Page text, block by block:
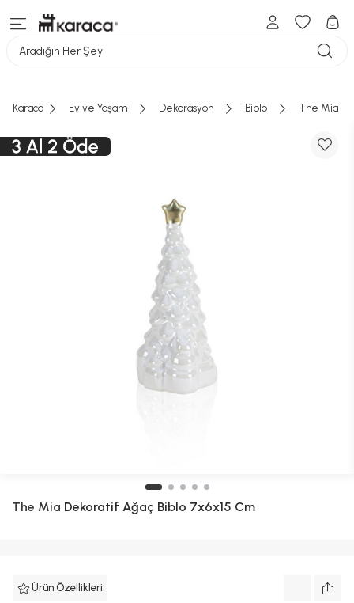
Aradığın Her Şey
Karaca Ev ve Yaşam Dekorasyon Biblo The Mia
The Mia Dekoratif Ağaç Biblo 7x6x15 Cm
Ürün Özellikleri